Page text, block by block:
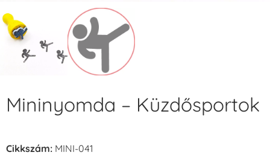
Mininyomda – Küzdősportok
Cikkszám: MINI-041